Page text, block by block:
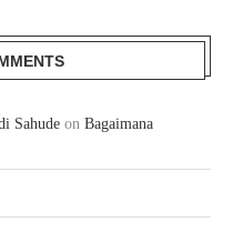
Sahude on Bagaimana